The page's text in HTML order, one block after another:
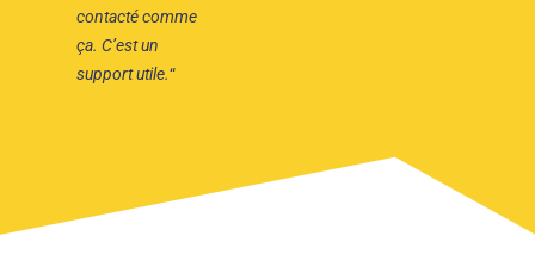
contacté comme
ça. C’est un
support utile.“